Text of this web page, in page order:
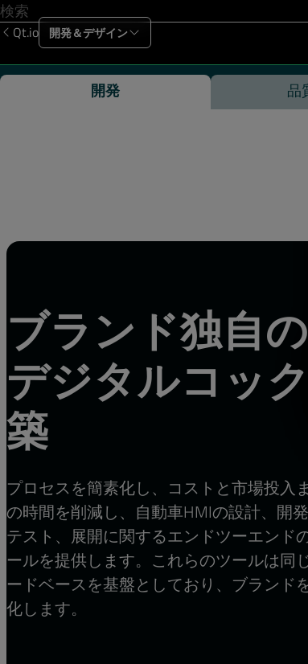
Qt.io 開発＆デザイン
開発 品
Meetings will be in
First name *
Last name*
Country/Region*
Job title*
ブランド独自の
デジタルコッ
築
プロセスを簡素化し、コストと市場投入
の時間を削減し、自動車HMIの設計、開発
テスト、展開に関するエンドツーエンド
ールを提供します。これらのツールは同
ードベースを基盤としており、ブランド
化します。